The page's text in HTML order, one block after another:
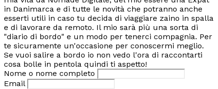
in Danimarca e di tutte le novità che potranno anche
esserti utili in caso tu decida di viaggiare zaino in spalla
e di lavorare da remoto. Il mio sarà più una sorta di
"diario di bordo" e un modo per tenerci compagnia. Per
te sicuramente un'occasione per conoscermi meglio.
Se vuoi salire a bordo io non vedo l'ora di raccontarti
cosa bolle in pentola quindi ti aspetto!
Nome o nome completo
Email